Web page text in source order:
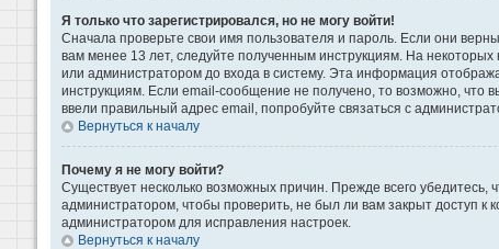
Я только что зарегистрировался, но не могу войти!
Сначала проверьте свои имя пользователя и пароль. Если они
вам менее 13 лет, следуйте полученным инструкциям. На
или администратором до входа в систему. Эта информация
инструкциям. Если email-сообщение не получено, то возможно, что
ввели правильный адрес email, попробуйте связаться с
Вернуться к началу
Почему я не могу войти?
Существует несколько возможных причин. Прежде всего
администратором, чтобы проверить, не был ли вам закрыт доступ
администратором для исправления настроек.
Вернуться к началу